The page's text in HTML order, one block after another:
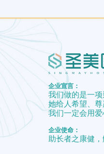
企业宣言：
我们做的是一项
她给人希望、尊
我们一定会用爱
企业使命：
助长者之康健